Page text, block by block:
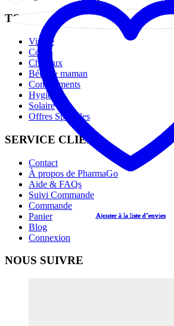
Ajouter à la liste d’envies
Ajouter à la liste d’envies
Ajouter à la liste d’envies
Ajouter à la liste d’envies
Ajouter à la liste d’envies
TOP CATÉGORIES
Visage
Corps
Cheveux
Bébé & maman
Compléments
Hygiène
Solaire
Offres Spéciales
SERVICE CLIENT
Contact
À propos de PharmaGo
Aide & FAQs
Suivi Commande
Commande
Panier
Blog
Connexion
NOUS SUIVRE